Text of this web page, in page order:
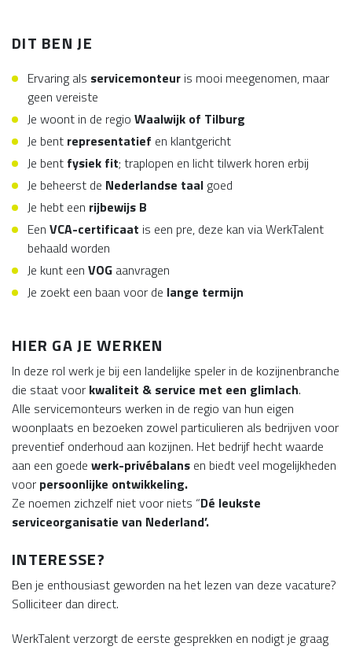
DIT BEN JE
Ervaring als servicemonteur is mooi meegenomen, maar
geen vereiste
Je woont in de regio Waalwijk of Tilburg
Je bent representatief en klantgericht
Je bent fysiek fit; traplopen en licht tilwerk horen erbij
Je beheerst de Nederlandse taal goed
Je hebt een rijbewijs B
Een VCA-certificaat is een pre, deze kan via WerkTalent
behaald worden
Je kunt een VOG aanvragen
Je zoekt een baan voor de lange termijn
HIER GA JE WERKEN
In deze rol werk je bij een landelijke speler in de kozijnenbranche
die staat voor kwaliteit & service met een glimlach.
Alle servicemonteurs werken in de regio van hun eigen
woonplaats en bezoeken zowel particulieren als bedrijven voor
preventief onderhoud aan kozijnen. Het bedrijf hecht waarde
aan een goede werk-privébalans en biedt veel mogelijkheden
voor persoonlijke ontwikkeling.
Ze noemen zichzelf niet voor niets “Dé leukste
serviceorganisatie van Nederland’.
INTERESSE?
Ben je enthousiast geworden na het lezen van deze vacature?
Solliciteer dan direct.
WerkTalent verzorgt de eerste gesprekken en nodigt je graag